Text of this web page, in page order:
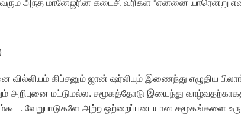
வில்லியம் கிப்சனும் ஜான் ஷர்லியும் இணைந்து எழுதிய
அறிபுனை மட்டுமல்ல. சமூகத்தோடு இயைந்து
வேறுபாடுகளே அற்ற ஒற்றைப்படையான சமூகங்களை